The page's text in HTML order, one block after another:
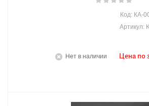
Нет в наличии
Код: КА-
Артикул:
Цена по